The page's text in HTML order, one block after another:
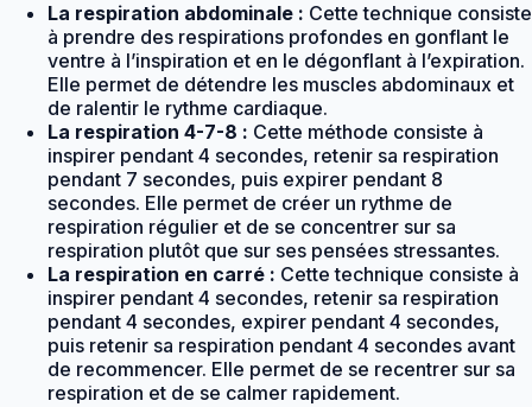
La respiration abdominale : Cette technique consiste
à prendre des respirations profondes en gonflant le
ventre à l’inspiration et en le dégonflant à l’expiration.
Elle permet de détendre les muscles abdominaux et
de ralentir le rythme cardiaque.
La respiration 4-7-8 : Cette méthode consiste à
inspirer pendant 4 secondes, retenir sa respiration
pendant 7 secondes, puis expirer pendant 8
secondes. Elle permet de créer un rythme de
respiration régulier et de se concentrer sur sa
respiration plutôt que sur ses pensées stressantes.
La respiration en carré : Cette technique consiste à
inspirer pendant 4 secondes, retenir sa respiration
pendant 4 secondes, expirer pendant 4 secondes,
puis retenir sa respiration pendant 4 secondes avant
de recommencer. Elle permet de se recentrer sur sa
respiration et de se calmer rapidement.